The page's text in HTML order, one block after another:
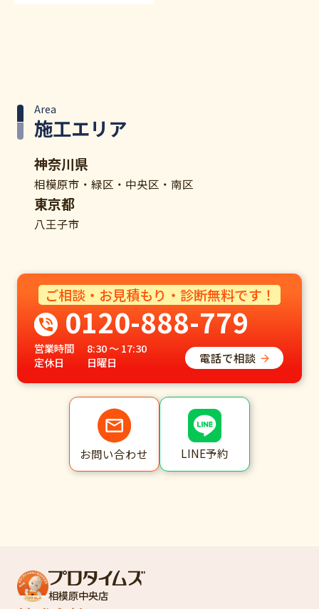
施工エリア
Area
神奈川県
相模原市・緑区・中央区・南区
東京都
八王子市
ご相談・お見積もり・診断無料です！
0120-888-779
営業時間
8:30 ～ 17:30
定休日
日曜日 電話で相談
お問い合わせ LINE予約
相模原中央店